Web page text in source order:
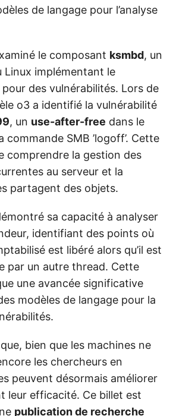
de langage pour l’analyse
le composant ksmbd, un
Linux implémentant le
des vulnérabilités. Lors de
o3 a identifié la vulnérabilité
, un use-after-free dans le
commande SMB ’logoff’. Cette
comprendre la gestion des
au serveur et la
partagent des objets.
sa capacité à analyser
identifiant des points où
est libéré alors qu’il est
par un autre thread. Cette
une avancée significative
modèles de langage pour la
bien que les machines ne
les chercheurs en
peuvent désormais améliorer
leur efficacité. Ce billet est
publication de recherche